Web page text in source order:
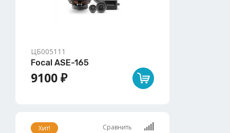
ЦБ005111
Focal ASE-165
9100 ₽
Хит! Сравнить